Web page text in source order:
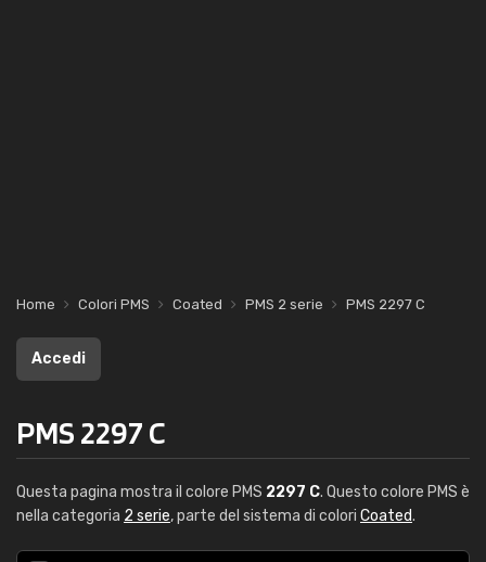
Home Colori PMS Coated PMS 2 serie PMS 2297 C
Accedi
PMS 2297 C
Questa pagina mostra il colore PMS 2297 C. Questo colore PMS è
nella categoria 2 serie, parte del sistema di colori Coated.